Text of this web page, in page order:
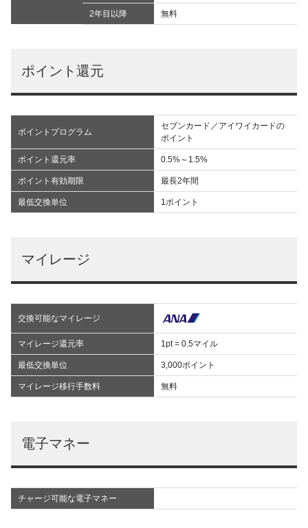
2年目以降 無料
ポイント還元
ポイントプログラム
セブンカード／アイワイカードの
ポイント
ポイント還元率 0.5%～1.5%
ポイント有効期限 最長2年間
最低交換単位 1ポイント
マイレージ
交換可能なマイレージ
マイレージ還元率 1pt = 0.5マイル
最低交換単位 3,000ポイント
マイレージ移行手数料 無料
電子マネー
チャージ可能な電子マネー